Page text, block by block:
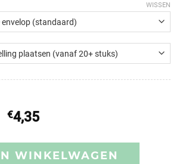
WISSEN
€4,35
WINKELWAGEN